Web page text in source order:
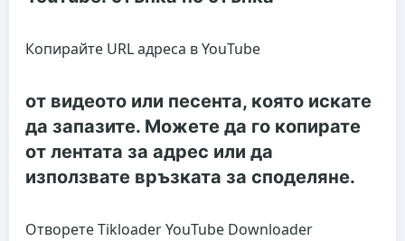
Копирайте URL адреса в YouTube
от видеото или песента, която искате
да запазите. Можете да го копирате
от лентата за адрес или да
използвате връзката за споделяне.
Отворете Tikloader YouTube Downloader